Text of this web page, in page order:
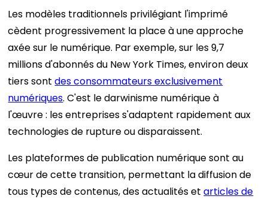
Les modèles traditionnels privilégiant l'imprimé
cèdent progressivement la place à une approche
axée sur le numérique. Par exemple, sur les 9,7
millions d'abonnés du New York Times, environ deux
tiers sontdes consommateurs exclusivement
numériques. C'est le darwinisme numérique à
l'œuvre : les entreprises s'adaptent rapidement aux
technologies de rupture ou disparaissent.
Les plateformes de publication numérique sont au
cœur de cette transition, permettant la diffusion de
tous types de contenus, des actualités etarticles de